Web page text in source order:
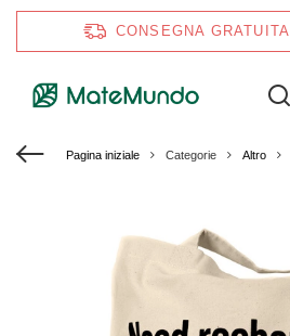
CONSEGNA GRATUITA
Pagina iniziale Categorie Altro